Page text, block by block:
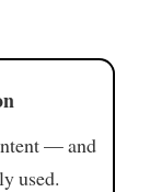
— and
used.